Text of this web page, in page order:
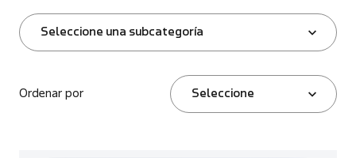
Seleccione una subcategoría
Ordenar por Seleccione